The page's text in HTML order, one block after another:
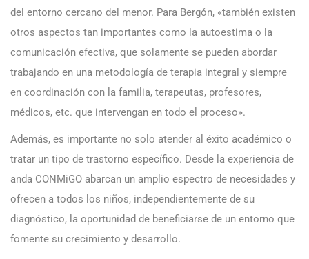
del entorno cercano del menor. Para Bergón, «también existen
otros aspectos tan importantes como la autoestima o la
comunicación efectiva, que solamente se pueden abordar
trabajando en una metodología de terapia integral y siempre
en coordinación con la familia, terapeutas, profesores,
médicos, etc. que intervengan en todo el proceso».
Además, es importante no solo atender al éxito académico o
tratar un tipo de trastorno específico. Desde la experiencia de
anda CONMiGO abarcan un amplio espectro de necesidades y
ofrecen a todos los niños, independientemente de su
diagnóstico, la oportunidad de beneficiarse de un entorno que
fomente su crecimiento y desarrollo.